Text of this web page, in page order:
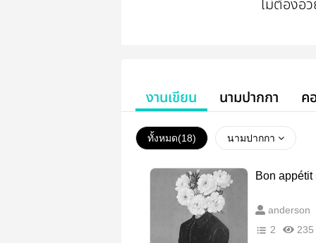
ไม่ต้องอ
งานเขียน นามปากกา ค
ทั้งหมด(18) นามปากกา
Bon appétit
anderson
2
235